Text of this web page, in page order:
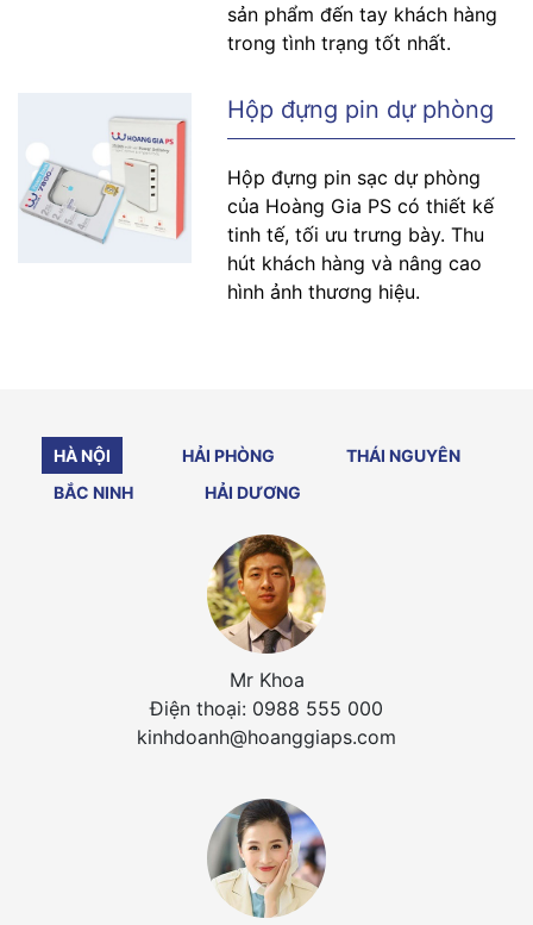
sản phẩm đến tay khách hàng
trong tình trạng tốt nhất.
Hộp đựng pin dự phòng
Hộp đựng pin sạc dự phòng
của Hoàng Gia PS có thiết kế
tinh tế, tối ưu trưng bày. Thu
hút khách hàng và nâng cao
hình ảnh thương hiệu.
HÀ NỘI HẢI PHÒNG
THÁI NGUYÊN
BẮC NINH
HẢI DƯƠNG
Mr Khoa
Điện thoại: 0988 555 000
kinhdoanh@hoanggiaps.com